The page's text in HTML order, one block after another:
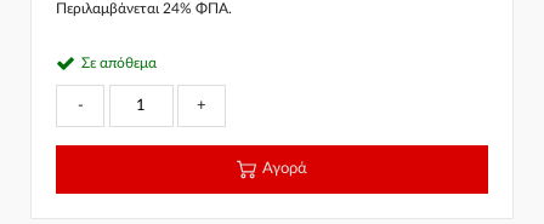
Περιλαμβάνεται 24% ΦΠΑ.
Σε απόθεμα
- +
Αγορά